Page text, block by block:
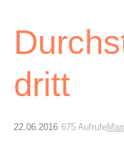
Inserate
dritt
22.06.2016 675 Aufrufe